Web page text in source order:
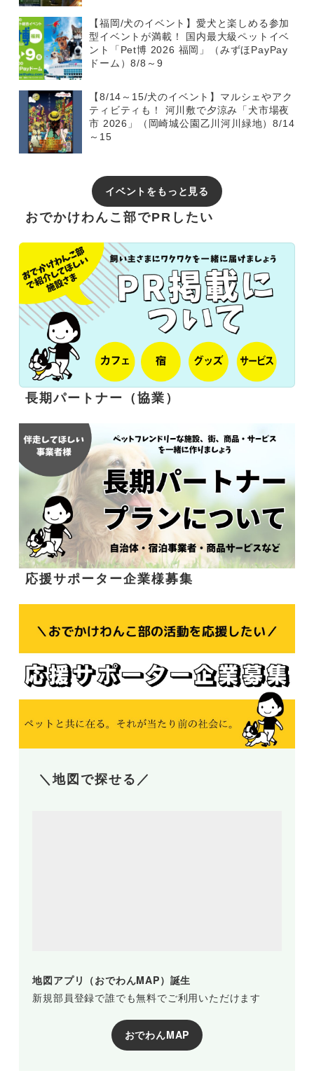
【福岡/犬のイベント】愛犬と楽しめる参加
型イベントが満載！ 国内最大級ペットイベ
ント「Pet博 2026 福岡」（みずほPayPay
ドーム）8/8～9
【8/14～15/犬のイベント】マルシェやアク
ティビティも！ 河川敷で夕涼み「犬市場夜
市 2026」（岡崎城公園乙川河川緑地）8/14
～15
イベントをもっと見る
おでかけわんこ部でPRしたい
長期パートナー（協業）
応援サポーター企業様募集
＼地図で探せる／
地図アプリ（おでわんMAP）誕生
新規部員登録で誰でも無料でご利用いただけます
おでわんMAP